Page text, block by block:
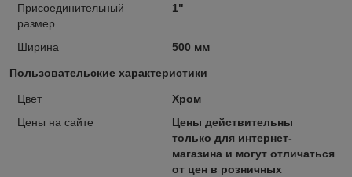
Присоединительный
размер
1"
Ширина 500 мм
Пользовательские характеристики
Цвет
Хром
Цены на сайте
Цены действительны
только для интернет-
магазина и могут отличаться
от цен в розничных